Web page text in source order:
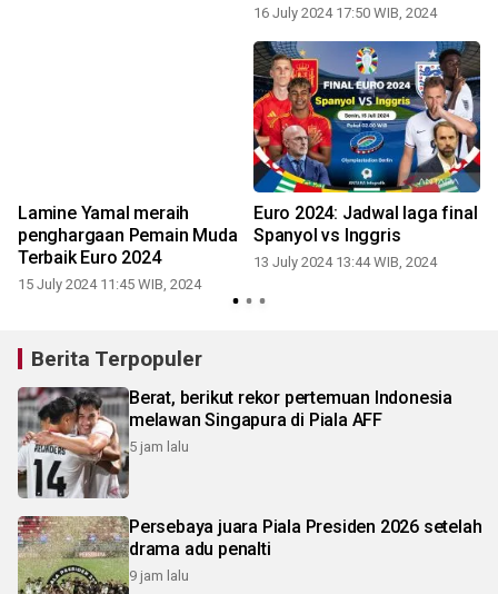
16 July 2024 17:50 WIB, 2024
Lamine Yamal meraih
penghargaan Pemain Muda
Terbaik Euro 2024
15 July 2024 11:45 WIB, 2024
Euro 2024: Jadwal laga final
Spanyol vs Inggris
13 July 2024 13:44 WIB, 2024
Berita Terpopuler
Berat, berikut rekor pertemuan Indonesia
melawan Singapura di Piala AFF
5 jam lalu
Persebaya juara Piala Presiden 2026 setelah
drama adu penalti
9 jam lalu